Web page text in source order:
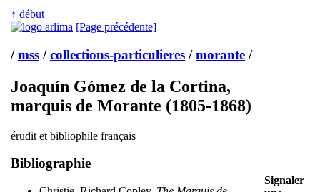
↑ début
[Page précédente]
/mss /collections-particulieres /morante /
Joaquín Gómez de la Cortina,
marquis de Morante (1805-1868)
érudit et bibliophile français
Bibliographie
Signaler